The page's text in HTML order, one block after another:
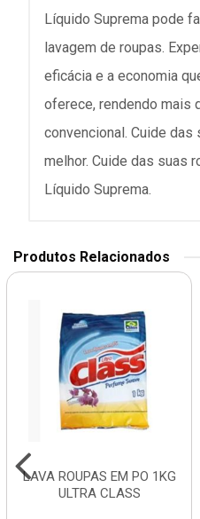
Líquido Suprema pode
lavagem de roupas.
eficácia e a economia
oferece, rendendo mais
convencional. Cuide das
melhor. Cuide das suas
Líquido Suprema.
Produtos Relacionados
LAVA ROUPAS EM PO 1KG
ULTRA CLASS